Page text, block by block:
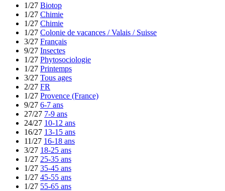
1/27 Biotop
1/27 Chimie
1/27 Chimie
1/27 Colonie de vacances / Valais / Suisse
3/27 Français
9/27 Insectes
1/27 Phytosociologie
1/27 Printemps
3/27 Tous ages
2/27 FR
1/27 Provence (France)
9/27 6-7 ans
27/27 7-9 ans
24/27 10-12 ans
16/27 13-15 ans
11/27 16-18 ans
3/27 18-25 ans
1/27 25-35 ans
1/27 35-45 ans
1/27 45-55 ans
1/27 55-65 ans